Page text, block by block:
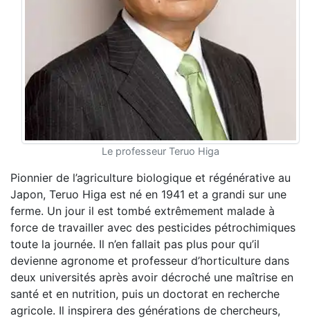
Le professeur Teruo Higa
Pionnier de l’agriculture biologique et régénérative au
Japon, Teruo Higa est né en 1941 et a grandi sur une
ferme. Un jour il est tombé extrêmement malade à
force de travailler avec des pesticides pétrochimiques
toute la journée. Il n’en fallait pas plus pour qu’il
devienne agronome et professeur d’horticulture dans
deux universités après avoir décroché une maîtrise en
santé et en nutrition, puis un doctorat en recherche
agricole. Il inspirera des générations de chercheurs,